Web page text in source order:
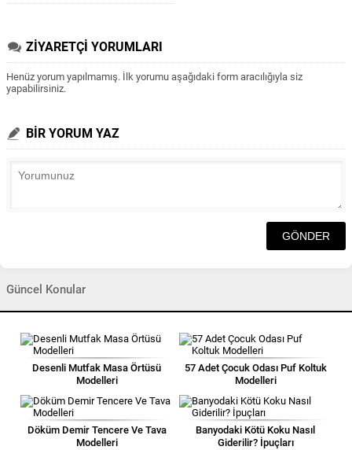
ZİYARETÇİ YORUMLARI
Henüz yorum yapılmamış. İlk yorumu aşağıdaki form aracılığıyla siz
yapabilirsiniz.
BİR YORUM YAZ
Güncel Konular
Desenli Mutfak Masa Örtüsü
Modelleri
57 Adet Çocuk Odası Puf Koltuk
Modelleri
Döküm Demir Tencere Ve Tava
Modelleri
Banyodaki Kötü Koku Nasıl
Giderilir? İpuçları